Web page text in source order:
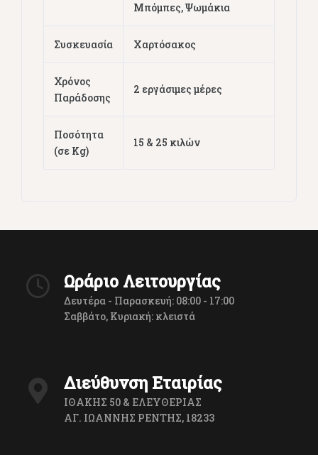
Μπόμπες, Ψωμάκια
Συσκευασία Xαρτόσακος
Χρόνος
Παράδοσης
2 εργάσιμες μέρες
Ποσότητα
(σε Kg)
15 & 25 κιλών
Ωράριο Λειτουργίας
Δευτέρα - Παρασκευή: 08:00 - 17:00
Σαββάτο, Κυριακή: κλειστά
Διεύθυνση Εταιρίας
ΙΘΑΚΗΣ 50 & ΕΛΕΥΘΕΡΙΑΣ
ΑΓ. ΙΩΑΝΝΗΣ ΡΕΝΤΗΣ, 18233